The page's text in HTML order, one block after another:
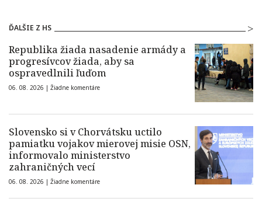
ĎALŠIE Z HS
Republika žiada nasadenie armády a
progresívcov žiada, aby sa
ospravedlnili ľuďom
06. 08. 2026 | Žiadne komentáre
Slovensko si v Chorvátsku uctilo
pamiatku vojakov mierovej misie OSN,
informovalo ministerstvo
zahraničných vecí
06. 08. 2026 | Žiadne komentáre